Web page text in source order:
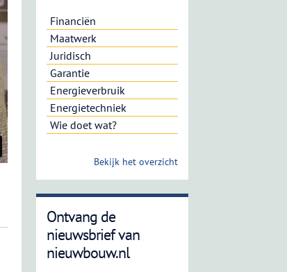
Financiën
Maatwerk
Juridisch
Garantie
Energieverbruik
Energietechniek
Wie doet wat?
Bekijk het overzicht
Ontvang de
nieuwsbrief van
nieuwbouw.nl